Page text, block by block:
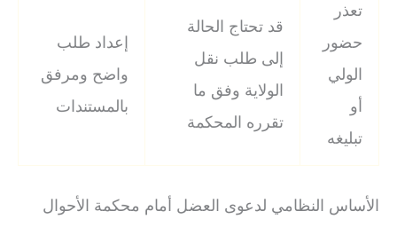
تعذر
حضور
الولي
أو
تبليغه
قد تحتاج الحالة
إلى طلب نقل
الولاية وفق ما
تقرره المحكمة
إعداد طلب
واضح ومرفق
بالمستندات
الأساس النظامي لدعوى العضل أمام محكمة الأحوال